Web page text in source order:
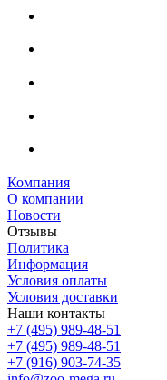
Компания
О компании
Новости
Отзывы
Политика
Информация
Условия оплаты
Условия доставки
Наши контакты
+7 (495) 989-48-51
+7 (495) 989-48-51
+7 (916) 903-74-35